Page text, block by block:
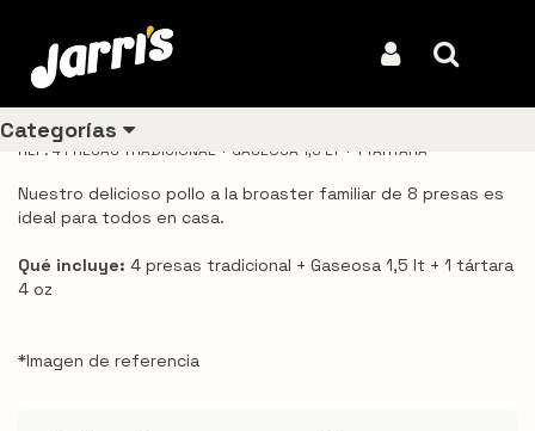
Categorías
4 presas tradicional + Gaseosa 1,5 lt + 1 tártara 4 oz
4 presas tradicional + Gaseosa
1,5 lt + 1 tártara 4 oz
REF: 4 PRESAS TRADICIONAL + GASEOSA 1,5 LT + 1 TÁRTARA
Nuestro delicioso pollo a la broaster familiar de 8 presas es
ideal para todos en casa.
Qué incluye: 4 presas tradicional + Gaseosa 1,5 lt + 1 tártara
4 oz
*Imagen de referencia
los
productos
más